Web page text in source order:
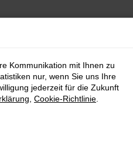
Kommunikation mit Ihnen zu
nur, wenn Sie uns Ihre
jederzeit für die Zukunft
Cookie-Richtlinie